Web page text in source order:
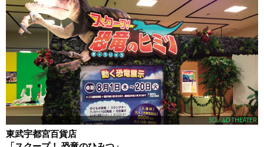
3D / 4D THEATER
東武宇都宮百貨店